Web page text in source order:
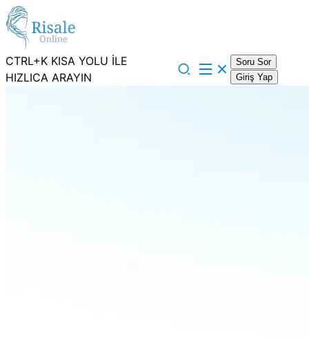
CTRL+K KISA YOLU İLE
HIZLICA ARAYIN
Soru Sor
Giriş Yap